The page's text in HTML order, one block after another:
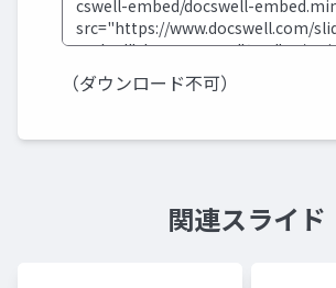
（ダウンロード不可）
関連スライド